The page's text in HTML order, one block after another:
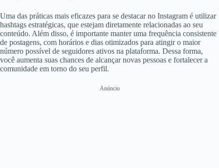
Uma das práticas mais eficazes para se destacar no Instagram é utilizar
hashtags estratégicas, que estejam diretamente relacionadas ao seu
conteúdo. Além disso, é importante manter uma frequência consistente
de postagens, com horários e dias otimizados para atingir o maior
número possível de seguidores ativos na plataforma. Dessa forma,
você aumenta suas chances de alcançar novas pessoas e fortalecer a
comunidade em torno do seu perfil.
Anúncio